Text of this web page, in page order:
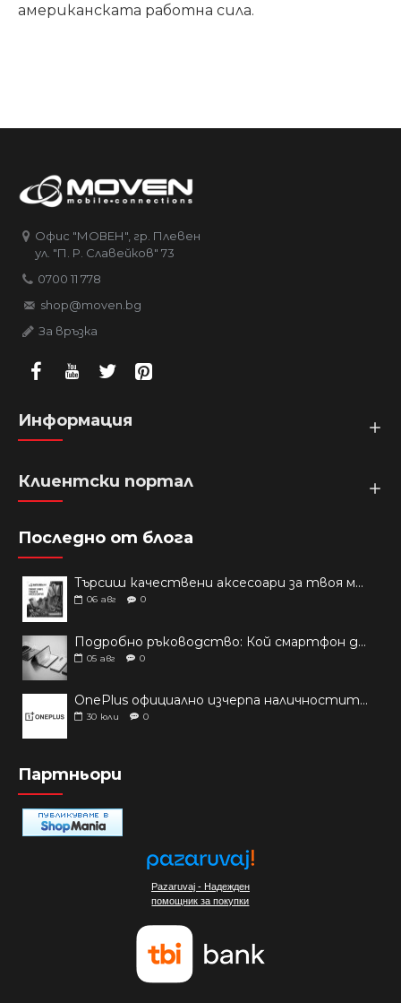
американската работна сила.
Офис "МОВЕН", гр. Плевен
ул. "П. Р. Славейков" 73
0700 11 778
shop@moven.bg
За връзка
Информация
Клиентски портал
Последно от блога
Търсиш качествени аксесоари за твоя модел? Как правилно да защитим новия си смартфон: Ръководство за аксесоари през 2026 г.
06 авг 0
Подробно ръководство: Кой смартфон да купиш през 2026 г.?
05 авг 0
OnePlus официално изчерпа наличностите си от телефони на основни пазари
30 юли 0
Партньори
Pazaruvaj - Надежден
помощник за покупки